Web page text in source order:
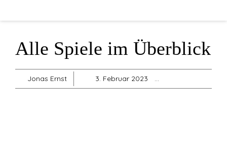
Alle Spiele im Überblick
Jonas Ernst 3. Februar 2023
Shop
Sonstiges